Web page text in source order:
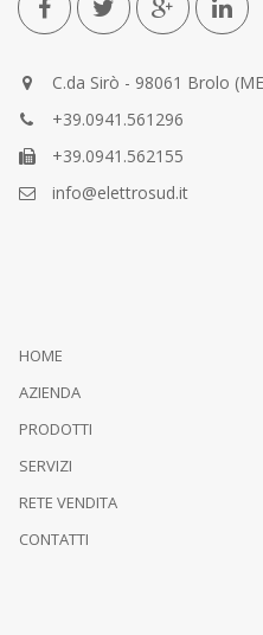
C.da Sirò - 98061 Brolo
+39.0941.561296
+39.0941.562155
info@elettrosud.it
HOME
AZIENDA
PRODOTTI
SERVIZI
RETE VENDITA
CONTATTI